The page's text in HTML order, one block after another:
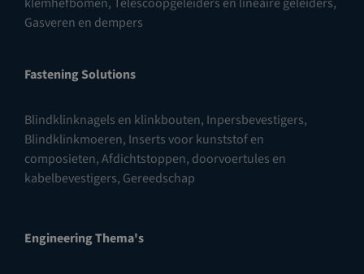
Gasveren en dempers
Fastening Solutions
Blindklinknagels en klinkbouten, Inpersbevestigers,
Blindklinkmoeren, Inserts voor kunststof en
composieten,Afdichtstoppen, doorvoertules en
kabelbevestigers, Gereedschap
Engineering Thema's